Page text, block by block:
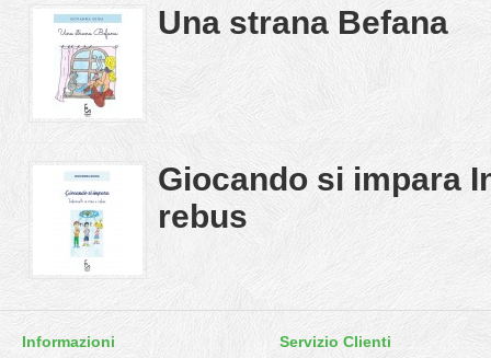
Una strana Befana
Giocando si impara
rebus
Informazioni Servizio Clienti